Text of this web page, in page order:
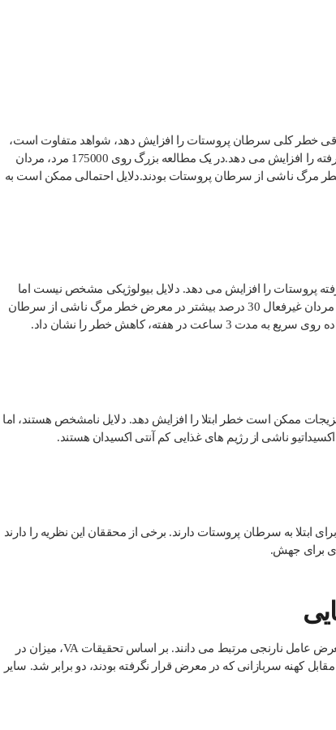
خطر کلی سرطان پروستات را افزایش دهد، شواهد متفاوت است،
مطالعات متعدد نشان می دهد که خطر ابتلا به بیماری در مرحله پیشرفته را افزایش می دهد.در یک مطالعه بزرگ روی 175000 مرد، مردان
20 درصد بیشتر در معرض خطر مرگ ناشی از سرطان پروستات بودند.دلایل احتمالی ممکن است به
پروستات را افزایش می دهد. دلایل بیولوژیکی مشخص نیست اما
ممکن است به سطح هورمون مربوط باشد.در همان مطالعه اصلی، مردان غیرفعال 30 درصد بیشتر در معرض خطر مرگ ناشی از سرطان
هفته، کاهش خطر را نشان داد.
ممکن است خطر ابتلا را افزایش دهد. دلایل نامشخص هستند، اما
ناشی از رژیم های غذایی کم آنتی اکسیدان هستند.
بالای 3/6″ شانس کمی بیشتر برای ابتلا به سرطان پروستات دارند. برخی از محققان این نظریه را دارند
برای جهش.
شواهد به طور قطعی خطر سرطان پروستات را با قرار گرفتن در معرض عامل نارنجی مرتبط می دانند. بر اساس تحقیقات VA، میزان در
کهنه سربازانی که در معرض قرار نگرفته بودند، دو برابر شد. سایر